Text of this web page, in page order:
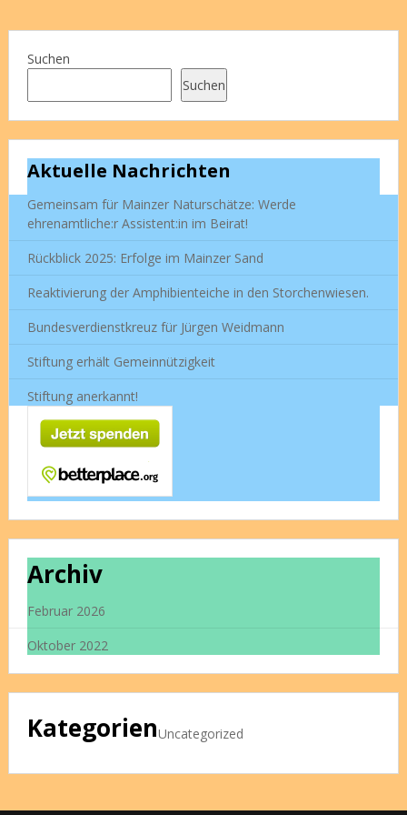
Suchen
Suchen
Aktuelle Nachrichten
Gemeinsam für Mainzer Naturschätze: Werde
ehrenamtliche:r Assistent:in im Beirat!
Rückblick 2025: Erfolge im Mainzer Sand
Reaktivierung der Amphibienteiche in den Storchenwiesen.
Bundesverdienstkreuz für Jürgen Weidmann
Stiftung erhält Gemeinnützigkeit
Stiftung anerkannt!
Archiv
Februar 2026
Oktober 2022
KategorienUncategorized